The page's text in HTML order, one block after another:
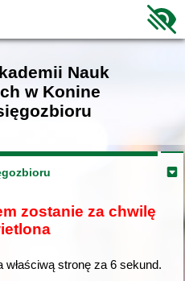
Nauk
w Konine
zostanie za chwilę
stronę za 6sekund.